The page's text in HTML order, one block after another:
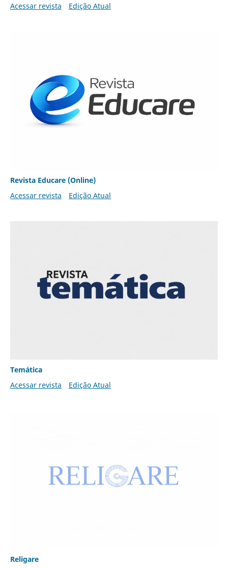
Acessar revista
Edição Atual
Revista Educare (Online)
Acessar revista
Edição Atual
Temática
Acessar revista
Edição Atual
Religare